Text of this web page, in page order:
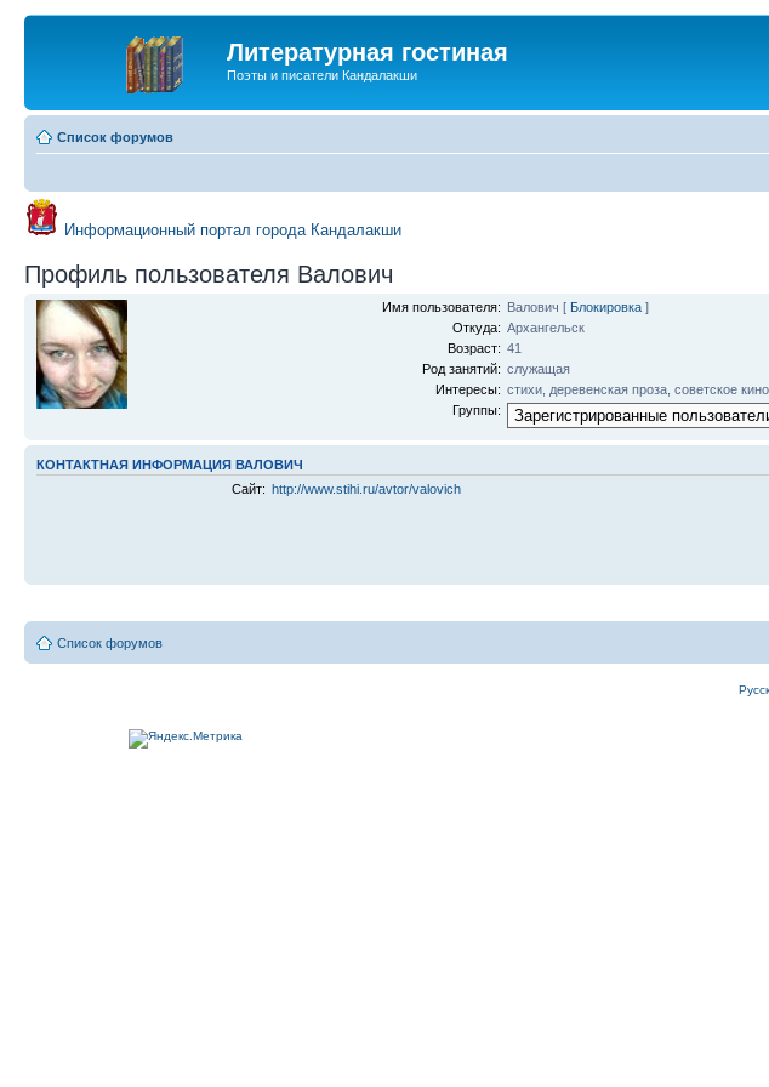
Литературная гостиная
Поэты и писатели Кандалакши
Список форумов
Информационный портал города Кандалакши
Профиль пользователя Валович
Имя пользователя: Валович [ Блокировка ]
Откуда: Архангельск
Возраст: 41
Род занятий: служащая
Интересы: стихи, деревенская проза, советское
Группы:
КОНТАКТНАЯ ИНФОРМАЦИЯ ВАЛОВИЧ
Сайт: http://www.stihi.ru/avtor/valovich
Список форумов